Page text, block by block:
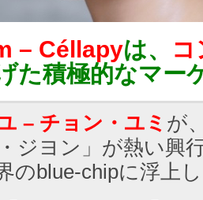
– Céllapyは、
た積極的なマー
– チョン・ユミ が
ジヨン」が熱い興
のblue-chipに浮上